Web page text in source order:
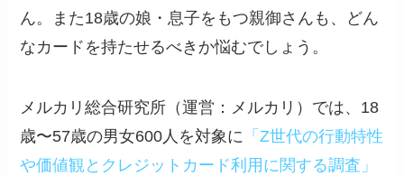
ん。また18歳の娘・息子をもつ親御さんも、どん
なカードを持たせるべきか悩むでしょう。
メルカリ総合研究所（運営：メルカリ）では、18
歳〜57歳の男女600人を対象に 「Z世代の行動特性
や価値観とクレジットカード利用に関する調査」